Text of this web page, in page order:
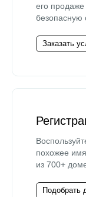
его
безопасную
Заказать
похожее
из 700+
Подобрать